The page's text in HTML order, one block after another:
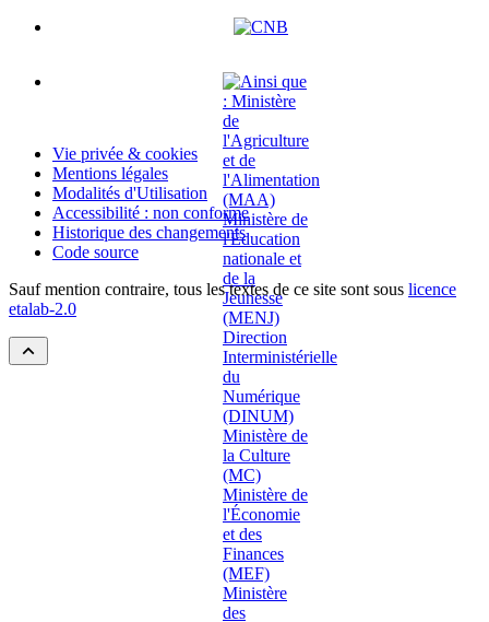
Vie privée & cookies
Mentions légales
Modalités d'Utilisation
Accessibilité : non conforme
Historique des changements
Code source
Sauf mention contraire, tous les textes de ce site sont sous licence
etalab-2.0